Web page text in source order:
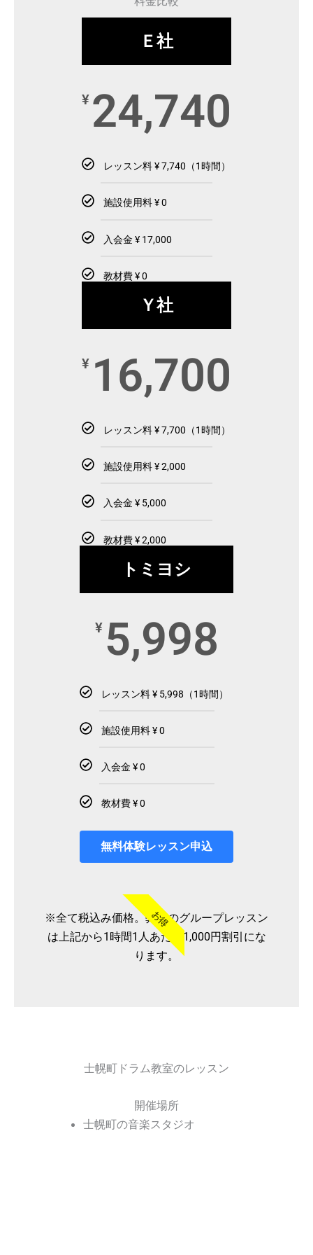
Ｅ社
¥ 24,740
レッスン料 ¥ 7,740（1時間）
施設使用料 ¥ 0
入会金 ¥ 17,000
教材費 ¥ 0
Ｙ社
¥ 16,700
レッスン料 ¥ 7,700（1時間）
施設使用料 ¥ 2,000
入会金 ¥ 5,000
教材費 ¥ 2,000
トミヨシ
¥ 5,998
レッスン料 ¥ 5,998（1時間）
施設使用料 ¥ 0
入会金 ¥ 0
教材費 ¥ 0
無料体験レッスン申込
お得
※全て税込み価格。弊社のグループレッスン
は上記から1時間1人あたり1,000円割引にな
ります。
士幌町ドラム教室のレッスン
開催場所
士幌町の音楽スタジオ